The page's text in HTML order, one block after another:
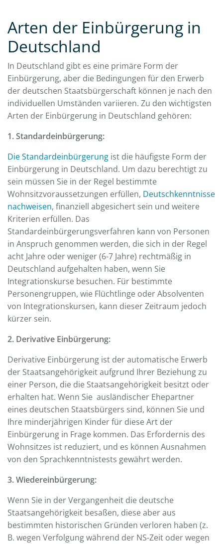
Arten der Einbürgerung in
Deutschland
In Deutschland gibt es eine primäre Form der
Einbürgerung, aber die Bedingungen für den Erwerb
der deutschen Staatsbürgerschaft können je nach den
individuellen Umständen variieren. Zu den wichtigsten
Arten der Einbürgerung in Deutschland gehören:
1. Standardeinbürgerung:
Die Standardeinbürgerung ist die häufigste Form der
Einbürgerung in Deutschland. Um dazu berechtigt zu
sein müssen Sie in der Regel bestimmte
Wohnsitzvoraussetzungen erfüllen, Deutschkenntnisse
nachweisen, finanziell abgesichert sein und weitere
Kriterien erfüllen. Das
Standardeinbürgerungsverfahren kann von Personen
in Anspruch genommen werden, die sich in der Regel
acht Jahre oder weniger (6-7 Jahre) rechtmäßig in
Deutschland aufgehalten haben, wenn Sie
Integrationskurse besuchen. Für bestimmte
Personengruppen, wie Flüchtlinge oder Absolventen
von Integrationskursen, kann dieser Zeitraum jedoch
kürzer sein.
2. Derivative Einbürgerung:
Derivative Einbürgerung ist der automatische Erwerb
der Staatsangehörigkeit aufgrund Ihrer Beziehung zu
einer Person, die die Staatsangehörigkeit besitzt oder
erhalten hat. Wenn Sie ausländischer Ehepartner
eines deutschen Staatsbürgers sind, können Sie und
Ihre minderjährigen Kinder für diese Art der
Einbürgerung in Frage kommen. Das Erfordernis des
Wohnsitzes ist reduziert, und es können Ausnahmen
von den Sprachkenntnistests gewährt werden.
3. Wiedereinbürgerung:
Wenn Sie in der Vergangenheit die deutsche
Staatsangehörigkeit besaßen, diese aber aus
bestimmten historischen Gründen verloren haben (z.
B. wegen Verfolgung während der NS-Zeit oder wegen